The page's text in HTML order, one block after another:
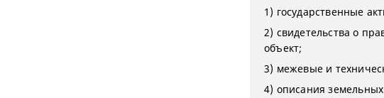
1) государственные
2) свидетельства о
объект;
3) межевые и
4) описания